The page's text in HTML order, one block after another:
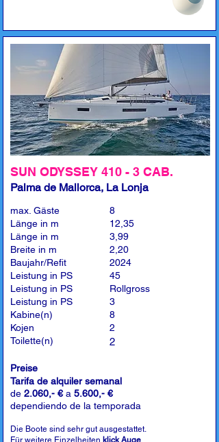
SUN ODYSSEY 410 - 3 CAB.
Palma de Mallorca, La Lonja
max. Gäste
Länge in m
Länge in m
Breite in m
Baujahr/Refit
Leistung in PS
Leistung in PS
Leistung in PS
Kabine(n)
Kojen
Toilette(n)
8
12,35
3,99
2,20
2024
45
Rollgross
3
8
2
2
Preise
Tarifa de alquiler semanal
de 2.060,- €a 5.600,- €
dependiendo de la temporada
Die Boote sind sehr gut ausgestattet.
Für weitere Einzelheiten klick Auge